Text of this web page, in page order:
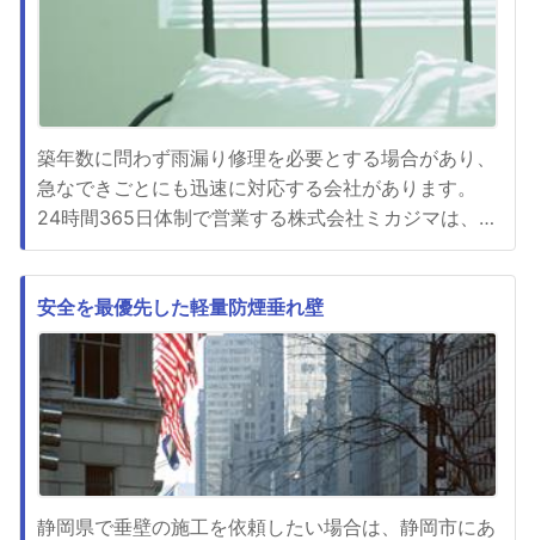
築年数に問わず雨漏り修理を必要とする場合があり、
急なできごとにも迅速に対応する会社があります。
24時間365日体制で営業する株式会社ミカジマは、港
区などの23区を始めとした東京都だけでなく、周辺
地域にも対応する雨漏り修理に詳しい会社です。すぐ
に工事を進める強引なやり方はせず、雨漏り診断士が
超高性能の遠赤外線サーモグラフィーカメラを用いて
詳しく調べ、見積り内容...
安全を最優先した軽量防煙垂れ壁
静岡県で垂壁の施工を依頼したい場合は、静岡市にあ